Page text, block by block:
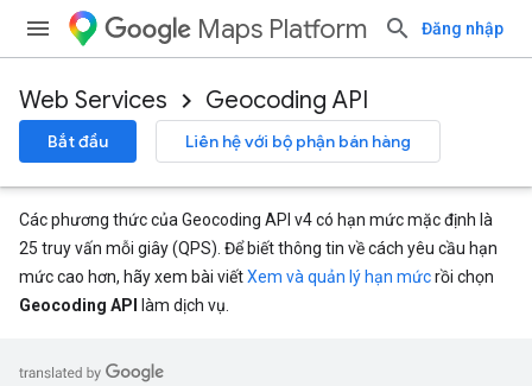
Maps Platform Đăng nhập
Web Services Geocoding API
Bắt đầu Liên hệ với bộ phận bán hàng
Các phương thức của Geocoding API v4 có hạn mức mặc định là
25 truy vấn mỗi giây (QPS). Để biết thông tin về cách yêu cầu hạn
mức cao hơn, hãy xem bài viếtXem và quản lý hạn mứcrồi chọn
Geocoding API
làm dịch vụ.